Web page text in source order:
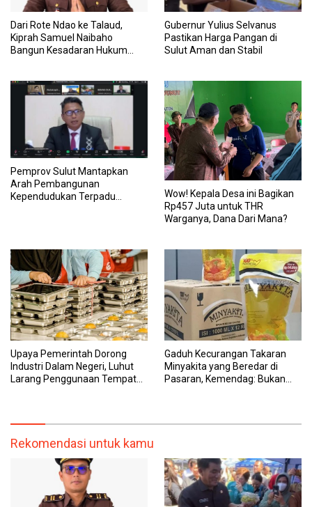
Dari Rote Ndao ke Talaud,
Kiprah Samuel Naibaho
Bangun Kesadaran Hukum
Gubernur Yulius Selvanus
Pastikan Harga Pangan di
Sulut Aman dan Stabil
Pemprov Sulut Mantapkan
Arah Pembangunan
Kependudukan Terpadu
Wow! Kepala Desa ini Bagikan
Rp457 Juta untuk THR
Warganya, Dana Dari Mana?
Upaya Pemerintah Dorong
Industri Dalam Negeri, Luhut
Larang Penggunaan Tempat
Gaduh Kecurangan Takaran
Minyakita yang Beredar di
Pasaran, Kemendag: Bukan
Rekomendasi untuk kamu